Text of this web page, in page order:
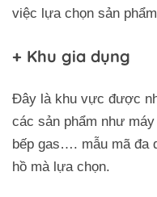
việc lựa chọn sản
+ Khu gia dụng
Đây là khu vực được
các sản phẩm như
bếp gas…. mẫu mã đa
hồ mà lựa chọn.